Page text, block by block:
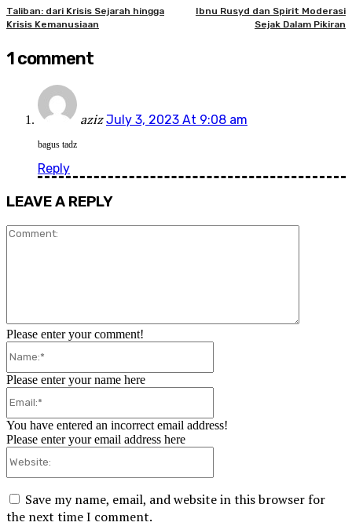
Taliban: dari Krisis Sejarah hingga
Krisis Kemanusiaan
Ibnu Rusyd dan Spirit Moderasi
Sejak Dalam Pikiran
1 comment
aziz July 3, 2023 At 9:08 am
bagus tadz
Reply
LEAVE A REPLY
Please enter your comment!
Please enter your name here
You have entered an incorrect email address!
Please enter your email address here
Save my name, email, and website in this browser for
the next time I comment.